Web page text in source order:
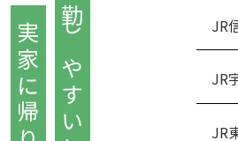
JR
JR
JR